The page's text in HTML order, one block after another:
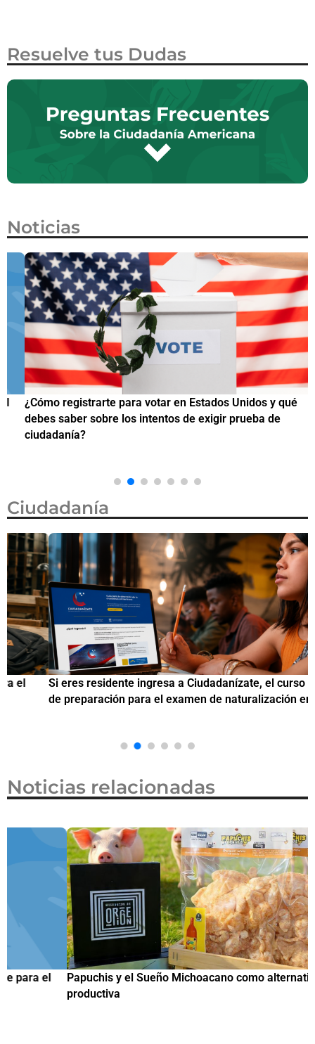
Resuelve tus Dudas
Noticias
¿Cómo registrarte para votar en Estados Unidos y qué
debes saber sobre los intentos de exigir prueba de
ciudadanía?
Ciudadanía
Si eres residente ingresa a Ciudadanízate, el curso gratuito
de preparación para el examen de naturalización en EUA
Noticias relacionadas
Papuchis y el Sueño Michoacano como alternativa